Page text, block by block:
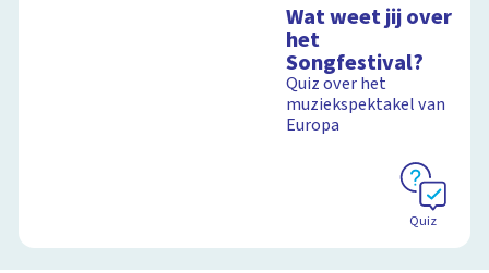
Wat weet jij over
het
Songfestival?
Quiz over het
muziekspektakel van
Europa
Quiz